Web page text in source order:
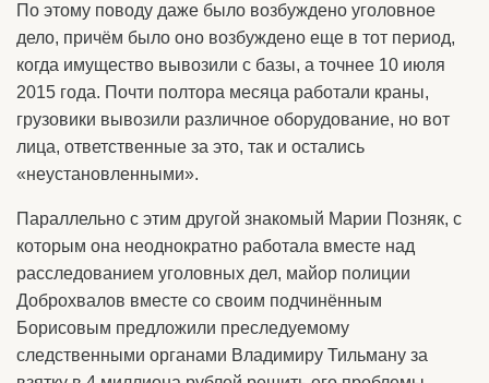
По этому поводу даже было возбуждено уголовное
дело, причём было оно возбуждено еще в тот период,
когда имущество вывозили с базы, а точнее 10 июля
2015 года. Почти полтора месяца работали краны,
грузовики вывозили различное оборудование, но вот
лица, ответственные за это, так и остались
«неустановленными».
Параллельно с этим другой знакомый Марии Позняк, с
которым она неоднократно работала вместе над
расследованием уголовных дел, майор полиции
Доброхвалов вместе со своим подчинённым
Борисовым предложили преследуемому
следственными органами Владимиру Тильману за